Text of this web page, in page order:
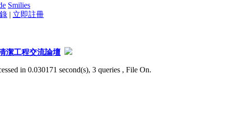
Smilies
| 立即註冊
潔工程交流論壇
in 0.030171 second(s), 3 queries , File On.